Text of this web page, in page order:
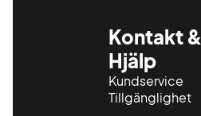
Kontakt &
Hjälp
Kundservice
Tillgänglighet